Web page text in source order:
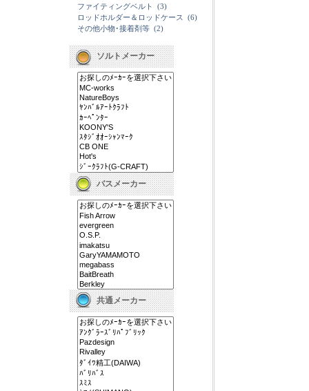
ファイティングベルト
(3)
ロッドホルダー＆ロッドケース
(6)
その他小物･接着剤等 (2)
ソルトメーカー
バスメーカー
共通メーカー